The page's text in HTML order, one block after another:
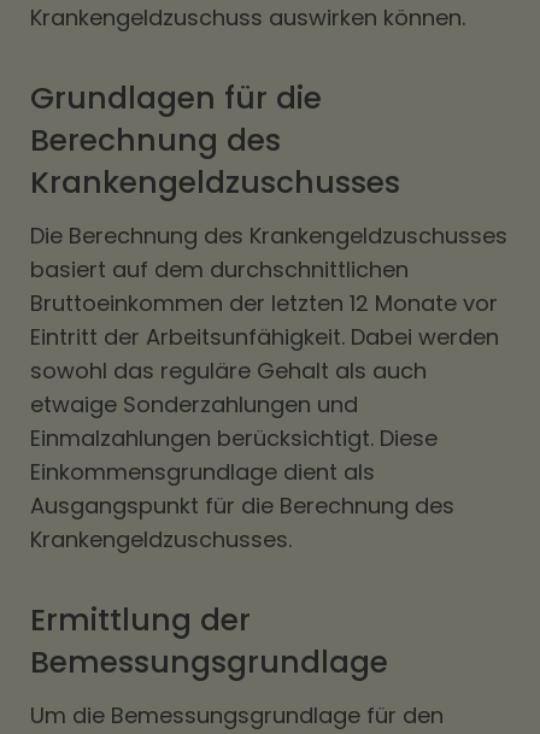
Krankengeldzuschuss auswirken können.
Grundlagen für die
Berechnung des
Krankengeldzuschusses
Die Berechnung des Krankengeldzuschusses
basiert auf dem durchschnittlichen
Bruttoeinkommen der letzten 12 Monate vor
Eintritt der Arbeitsunfähigkeit. Dabei werden
sowohl das reguläre Gehalt als auch
etwaige Sonderzahlungen und
Einmalzahlungen berücksichtigt. Diese
Einkommensgrundlage dient als
Ausgangspunkt für die Berechnung des
Krankengeldzuschusses.
Ermittlung der
Bemessungsgrundlage
Um die Bemessungsgrundlage für den